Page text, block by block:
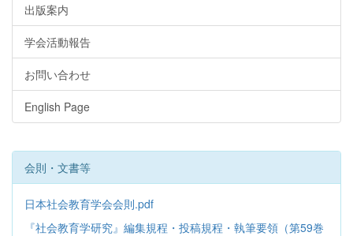
出版案内
学会活動報告
お問い合わせ
English Page
会則・文書等
日本社会教育学会会則.pdf
『社会教育学研究』編集規程・投稿規程・執筆要領（第59巻